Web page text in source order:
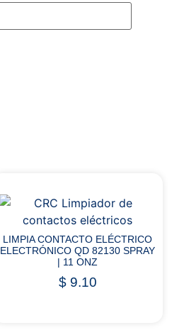
LIMPIA CONTACTO ELÉCTRICO
ELECTRÓNICO QD 82130 SPRAY
| 11 ONZ
$9.10